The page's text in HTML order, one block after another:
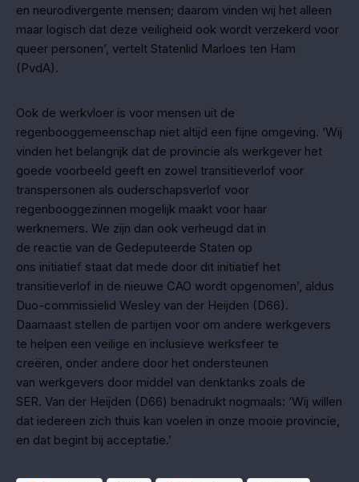
en neurodivergente mensen; daarom vinden wij het alleen
maar logisch dat deze veiligheid ook wordt verzekerd voor
queer personen’, vertelt Statenlid Marloes ten Ham
(PvdA).
Ook de werkvloer is voor mensen uit de
regenbooggemeenschap niet altijd een fijne omgeving. ‘Wij
vinden het belangrijk dat de provincie als werkgever het
goede voorbeeld geeft en zowel transitieverlof voor
transpersonen als ouderschapsverlof voor
regenbooggezinnen mogelijk maakt voor haar
werknemers. We zijn dan ook verheugd dat in
de reactie van de Gedeputeerde Staten op
ons initiatief staat dat mede door dit initiatief het
transitieverlof in de nieuwe CAO wordt opgenomen’, aldus
Duo-commissielid Wesley van der Heijden (D66).
Daarnaast stellen de partijen voor om andere werkgevers
te helpen een veilige en inclusieve werksfeer te
creëren, onder andere door het ondersteunen
van werkgevers door middel van denktanks zoals de
SER. Van der Heijden (D66) benadrukt nogmaals: ‘Wij willen
dat iedereen zich thuis kan voelen in onze mooie provincie,
en dat begint bij acceptatie.’